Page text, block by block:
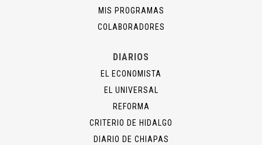
MIS PROGRAMAS
COLABORADORES
DIARIOS
EL ECONOMISTA
EL UNIVERSAL
REFORMA
CRITERIO DE HIDALGO
DIARIO DE CHIAPAS